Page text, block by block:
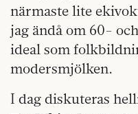
närmaste lite
jag ändå om 60-
ideal som
modersmjölken.
I dag diskuteras